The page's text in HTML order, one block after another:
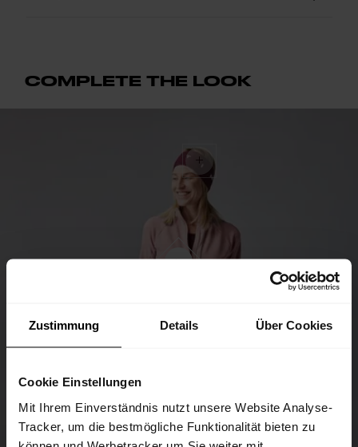
Zustimmung Details Über Cookies
Cookie Einstellungen
Mit Ihrem Einverständnis nutzt unsere Website Analyse-
Tracker, um die bestmögliche Funktionalität bieten zu
COMPLETE THE LOOK